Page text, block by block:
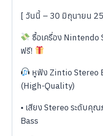
[ วันนี้ – 30 มิถุนายน
ซื้อเครื่อง
ฟรี!
หูฟัง Zintio Stereo
(High-Quality)
• เสียง Stereo ระดับคุ
Bass